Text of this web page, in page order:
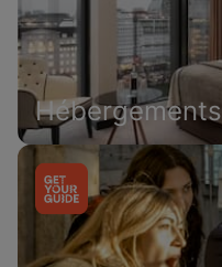
Hébergements